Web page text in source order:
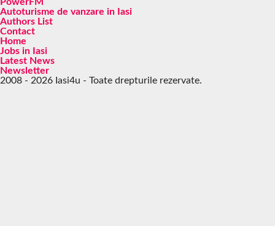
Autoturisme de vanzare in Iasi
Authors List
Contact
Home
Jobs in Iasi
Latest News
Newsletter
2008 - 2026 Iasi4u - Toate drepturile rezervate.